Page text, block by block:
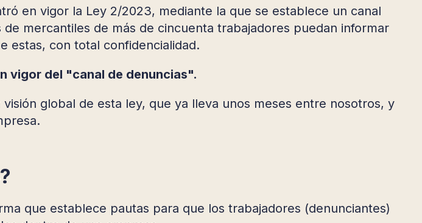
en vigor la Ley 2/2023, mediante la que se establece un canal
mercantiles de más de cincuenta trabajadores puedan informar
estas, con total confidencialidad.
vigor del "canal de denuncias".
global de esta ley, que ya lleva unos meses entre nosotros, y
que establece pautas para que los trabajadores (denunciantes)